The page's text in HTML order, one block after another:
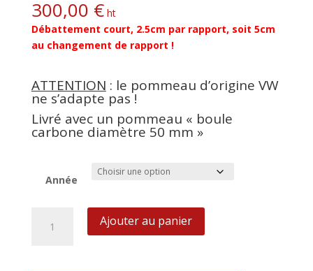
300,00 € ht
Débattement court, 2.5cm par rapport, soit 5cm
au changement de rapport !
ATTENTION : le pommeau d’origine VW
ne s’adapte pas !
Livré avec un pommeau « boule
carbone diamètre 50 mm »
Année
Ajouter au panier